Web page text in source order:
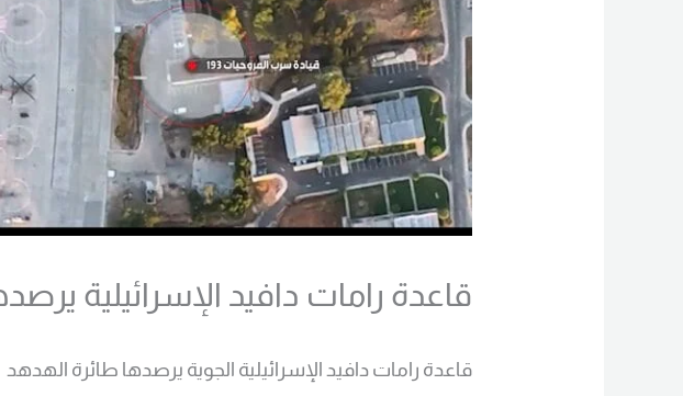
قاعدة رامات دافيد الإسرائيلية
قاعدة رامات دافيد الإسرائيلية الجوية يرصدها طائرة الهدهد